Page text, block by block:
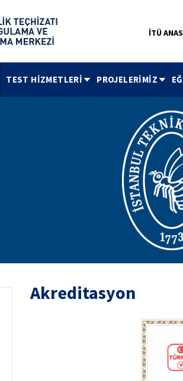
İTÜ
TEST HİZMETLERİ PROJELERİMİZ
Akreditasyon